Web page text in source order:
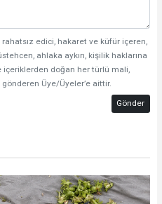
rahatsız edici, hakaret ve küfür içeren,
ahlaka aykırı, kişilik haklarına
doğan her türlü mali,
Üye/Üyeler’e aittir.
Gönder